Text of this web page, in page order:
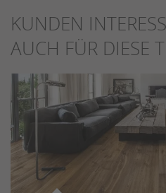
KUNDEN
AUCH FÜR DIESE